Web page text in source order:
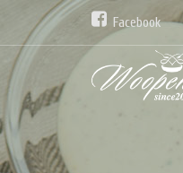
Facebook